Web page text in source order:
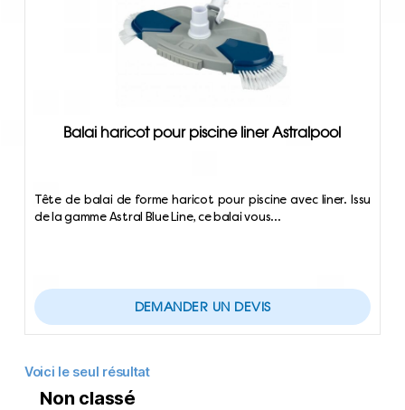
Balai haricot pour piscine liner Astralpool
Tête de balai de forme haricot pour piscine avec liner. Issu
de la gamme Astral Blue Line, ce balai vous…
DEMANDER UN DEVIS
Voici le seul résultat
Non classé